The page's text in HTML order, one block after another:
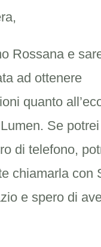
Rossana e
ad ottenere
quanto
Se
di telefono,
chiamarla con
e spero di